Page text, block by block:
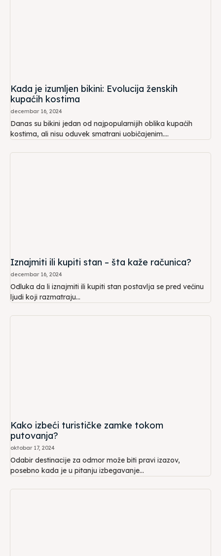
Kada je izumljen bikini: Evolucija ženskih
kupaćih kostima
decembar 16, 2024
Danas su bikini jedan od najpopularnijih oblika kupaćih
kostima, ali nisu oduvek smatrani uobičajenim....
Iznajmiti ili kupiti stan – šta kaže računica?
decembar 16, 2024
Odluka da li iznajmiti ili kupiti stan postavlja se pred većinu
ljudi koji razmatraju...
Kako izbeći turističke zamke tokom
putovanja?
oktobar 17, 2024
Odabir destinacije za odmor može biti pravi izazov,
posebno kada je u pitanju izbegavanje...